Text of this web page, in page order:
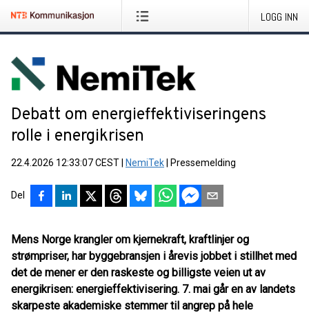
LOGG INN
Debatt om energieffektiviseringens
rolle i energikrisen
22.4.2026 12:33:07 CEST NemiTek Pressemelding
Del
Mens Norge krangler om kjernekraft, kraftlinjer og
strømpriser, har byggebransjen i årevis jobbet i stillhet med
det de mener er den raskeste og billigste veien ut av
energikrisen: energieffektivisering. 7. mai går en av landets
skarpeste akademiske stemmer til angrep på hele